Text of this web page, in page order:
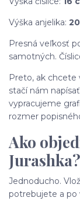
Výška anjelika:
Presná veľkosť
samotných.
Preto, ak chcete
stačí nám
vypracujeme
rozmer
Ako
Jurashka?
Jednoducho.
potrebujete a po